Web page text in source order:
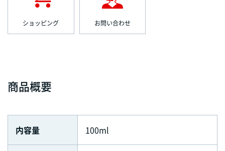
ショッピング お問い合わせ
商品概要
内容量 100ml